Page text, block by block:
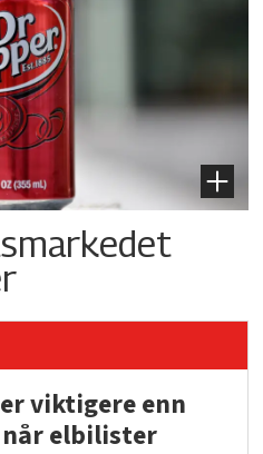
viktigere enn
elbilister